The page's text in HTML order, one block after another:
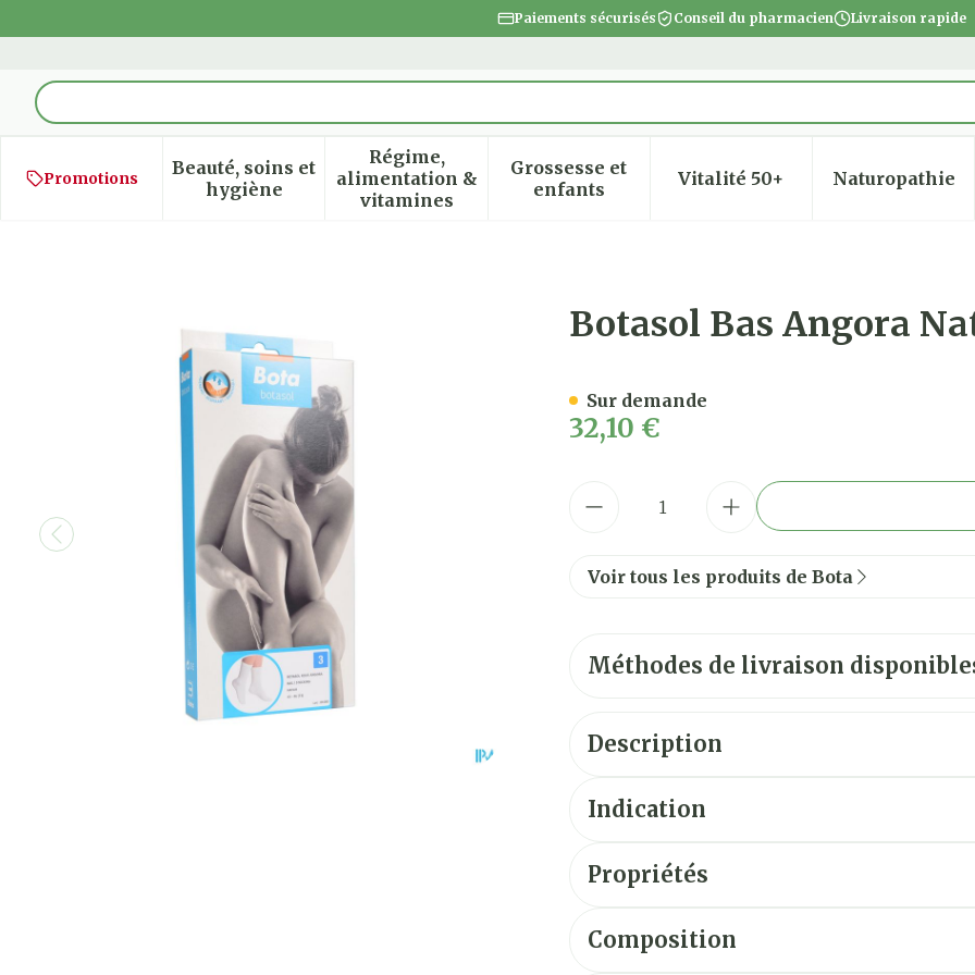
Paiements sécurisés Conseil du pharmacien Livraison rapide
Rechercher
Promotions
Beauté, soins et
hygièneAfficher le sous-menu pour la catégorie Beauté, soins et hygiène
Régime,
alimentation &
vitamines
Afficher le sous-menu pour la catégorie Régime,
Grossesse et
enfantsAfficher le sous-menu pour la catégorie
Vitalité 50+Afficher le sous-menu
Naturopathie
Afficher
Botasol Bas Angora Natur 43-46Botasol Bas Angora
32,10 €
Sur demande
Voir tous les produits de Bota
Méthodes de livraison
Description
Indication
Propriétés
Composition